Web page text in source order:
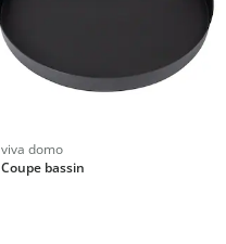
viva domo
Coupe bassin